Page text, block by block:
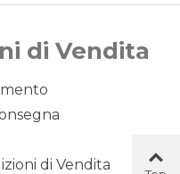
di Vendita
di Vendita